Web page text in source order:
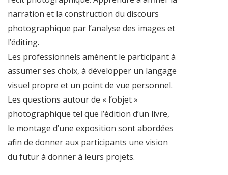
narration et la construction du discours
photographique par l’analyse des images et
l’éditing.
Les professionnels amènent le participant à
assumer ses choix, à développer un langage
visuel propre et un point de vue personnel.
Les questions autour de « l’objet »
photographique tel que l’édition d’un livre,
le montage d’une exposition sont abordées
afin de donner aux participants une vision
du futur à donner à leurs projets.